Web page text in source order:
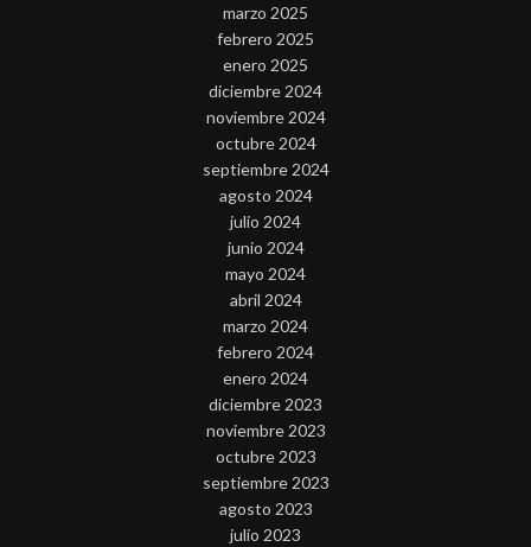
marzo 2025
febrero 2025
enero 2025
diciembre 2024
noviembre 2024
octubre 2024
septiembre 2024
agosto 2024
julio 2024
junio 2024
mayo 2024
abril 2024
marzo 2024
febrero 2024
enero 2024
diciembre 2023
noviembre 2023
octubre 2023
septiembre 2023
agosto 2023
julio 2023